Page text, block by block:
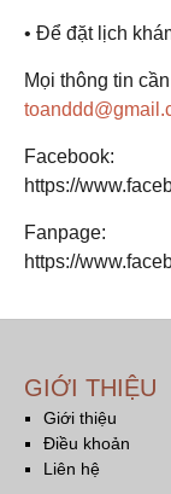
• Để đặt lịch
Mọi thông tin
Facebook:
https://
Fanpage:
https://
GIỚI THIỆU
Giới thiệu
Điều khoản
Liên hệ